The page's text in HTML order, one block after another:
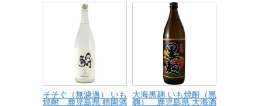
そそぐ（無濾過） いも
焼酎 鹿児島県 植園酒
大海黒麹 いも焼酎（黒
麹） 鹿児島県 大海酒